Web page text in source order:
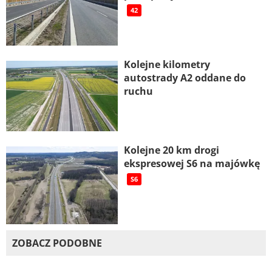
42
Kolejne kilometry
autostrady A2 oddane do
ruchu
Kolejne 20 km drogi
ekspresowej S6 na majówkę
S6
ZOBACZ PODOBNE